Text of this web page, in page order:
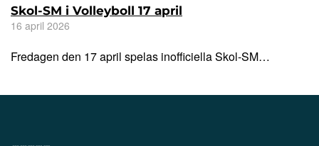
Skol-SM i Volleyboll 17 april
16 april 2026
Fredagen den 17 april spelas inofficiella Skol-SM…